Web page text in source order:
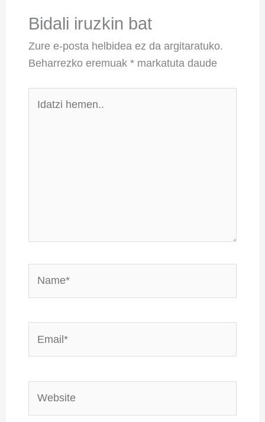
Bidali iruzkin bat
Zure e-posta helbidea ez da argitaratuko.
Beharrezko eremuak* markatuta daude